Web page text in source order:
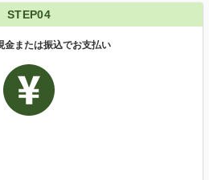
STEP04
金または振込でお支払い